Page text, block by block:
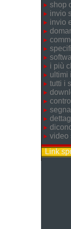
shop
invio
invio
i più
ultimi
tutti i
video
Link